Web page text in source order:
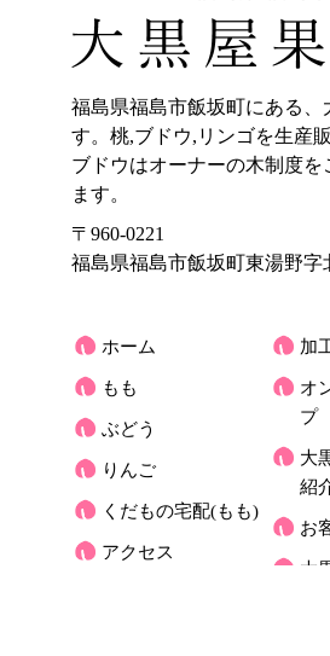
福島県福島市飯坂町にある、
す。桃,ブドウ,リンゴを生産
ブドウはオーナーの木制度を
ます。
〒960-0221
福島県福島市飯坂町東湯野字
ホーム
もも
ぶどう
りんご
くだもの宅配(もも)
アクセス
加
オ
プ
大
紹
お
大